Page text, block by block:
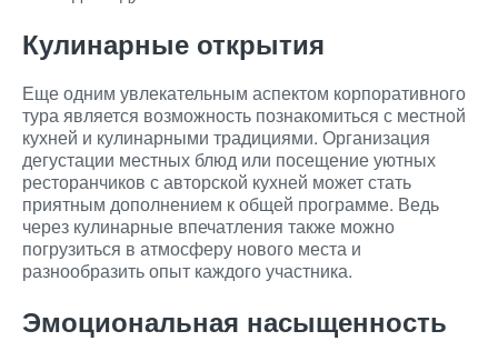
Кулинарные открытия
Еще одним увлекательным аспектом корпоративного
тура является возможность познакомиться с местной
кухней и кулинарными традициями. Организация
дегустации местных блюд или посещение уютных
ресторанчиков с авторской кухней может стать
приятным дополнением к общей программе. Ведь
через кулинарные впечатления также можно
погрузиться в атмосферу нового места и
разнообразить опыт каждого участника.
Эмоциональная насыщенность